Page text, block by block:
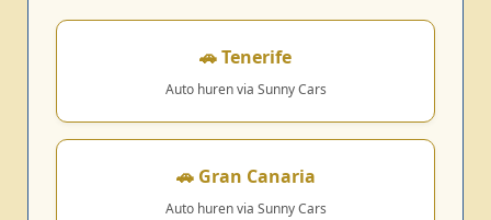
🚗 Tenerife
Auto huren via Sunny Cars
🚗 Gran Canaria
Auto huren via Sunny Cars